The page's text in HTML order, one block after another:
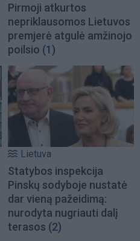
Pirmoji atkurtos
nepriklausomos Lietuvos
premjerė atgulė amžinojo
poilsio (1)
Lietuva
Statybos inspekcija
Pinskų sodyboje nustatė
dar vieną pažeidimą:
nurodyta nugriauti dalį
terasos (2)